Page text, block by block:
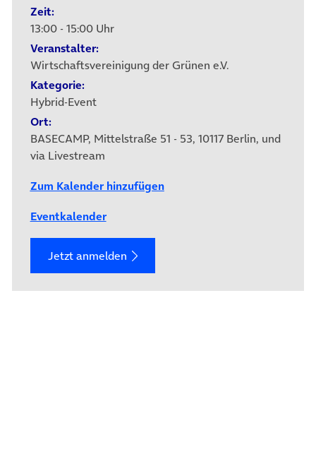
Zeit:
13:00 - 15:00 Uhr
Veranstalter:
Wirtschafts­vereini­gung der Grünen e.V.
Kategorie:
Hybrid-Event
Ort:
BASECAMP, Mittelstraße 51 - 53, 10117 Berlin, und
via Livestream
Zum Kalender hinzufügen
Eventkalender
Jetzt anmelden